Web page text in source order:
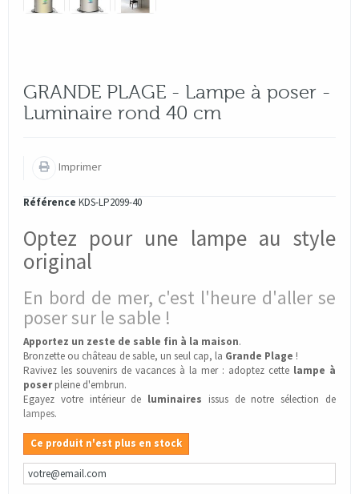
GRANDE PLAGE - Lampe à poser -
Luminaire rond 40 cm
Imprimer
Référence KDS-LP2099-40
Optez pour une lampe au style
original
En bord de mer, c'est l'heure d'aller se
poser sur le sable !
Apportez un zeste de sable fin à la maison.
Bronzette ou château de sable, un seul cap, la Grande Plage !
Ravivez les souvenirs de vacances à la mer : adoptez cette lampe à
poserpleine d'embrun.
Egayez votre intérieur de luminaires issus de notre sélection de
lampes.
Ce produit n'est plus en stock